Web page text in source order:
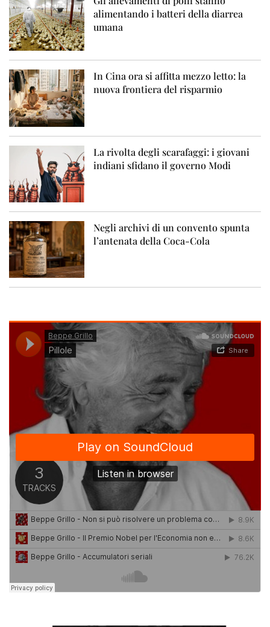
alimentando i batteri della diarrea
umana
In Cina ora si affitta mezzo letto: la
nuova frontiera del risparmio
La rivolta degli scarafaggi: i giovani
indiani sfidano il governo Modi
Negli archivi di un convento spunta
l’antenata della Coca-Cola